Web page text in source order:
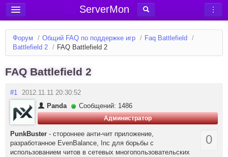
ServerMon
Добавить сервер
Мониторинг серверов
Блог
Статьи
Форум
Вход в аккаунт
Форум / Общий FAQ по поддержке игр / Faq Battlefield
/
Battlefield 2 / FAQ Battlefield 2
FAQ Battlefield 2
#1 2012.11.11 20:30:52
Panda
Сообщений: 1486
Администратор
0
PunkBuster - стороннее анти-чит приложение,
разработанное EvenBalance, Inc для борьбы с
использованием читов в сетевых многопользовательских